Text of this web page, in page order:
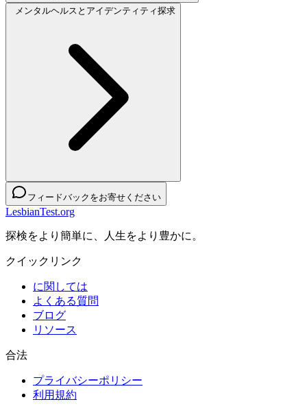
メンタルヘルスとアイデンティティ探求
フィードバックをお寄せください
LesbianTest.org
探検をより簡単に、人生をより豊かに。
クイックリンク
に関しては
よくある質問
ブログ
リソース
合法
プライバシーポリシー
利用規約